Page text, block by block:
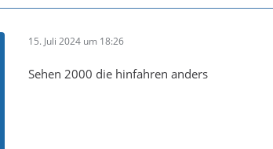
15. Juli 2024 um 18:26
Sehen 2000 die hinfahren anders